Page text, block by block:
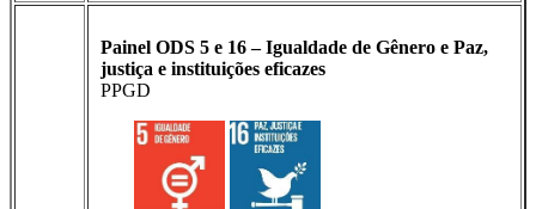
Painel ODS 5 e 16 – Igualdade de Gênero e Paz,
justiça e instituições eficazes
PPGD